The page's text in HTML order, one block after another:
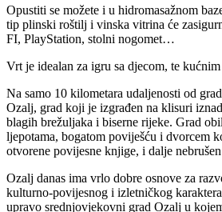
Opustiti se možete i u hidromasažnom
tip plinski roštilj i vinska vitrina će
FI, PlayStation, stolni nogomet…
Vrt je idealan za igru sa djecom, te
Na samo 10 kilometara udaljenosti od
Ozalj, grad koji je izgrađen na klisuri
blagih brežuljaka i biserne rijeke. Grad
ljepotama, bogatom poviješću i dvorcem
otvorene povijesne knjige, i dalje
Ozalj danas ima vrlo dobre osnove za
kulturno-povijesnog i izletničkog
upravo srednjovjekovni grad Ozalj u